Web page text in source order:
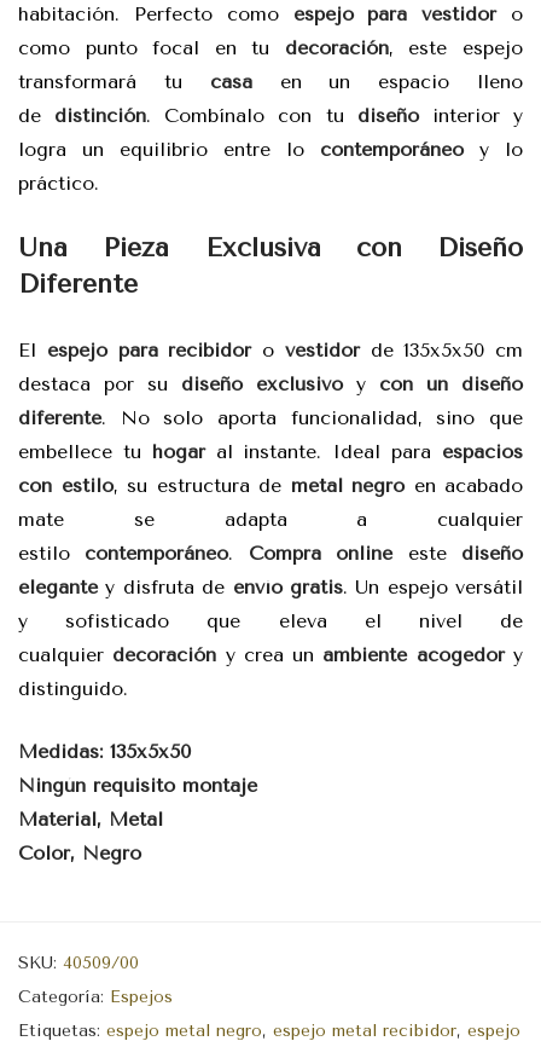
habitación. Perfecto como espejo para vestidoro
como punto focal en tu decoración, este espejo
transformará tu casaen un espacio lleno
de distinción. Combínalo con tu diseñointerior y
logra un equilibrio entre lo contemporáneoy lo
práctico.
Una Pieza Exclusiva con Diseño
Diferente
El espejo para recibidoro vestidorde 135x5x50 cm
destaca por su diseño exclusivoy con un diseño
diferente. No solo aporta funcionalidad, sino que
embellece tu hogaral instante. Ideal para espacios
con estilo, su estructura de metal negroen acabado
mate se adapta a cualquier
estilo contemporáneo. Compra onlineeste diseño
elegantey disfruta de envío gratis. Un espejo versátil
y sofisticado que eleva el nivel de
cualquier decoración y crea un ambiente acogedory
distinguido.
Medidas: 135x5x50
Ningún requisito montaje
Material, Metal
Color, Negro
SKU: 40509/00
Categoría: Espejos
Etiquetas: espejo metal negro, espejo metal recibidor, espejo